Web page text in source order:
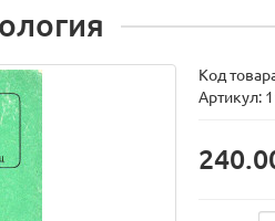
Код
Артикул: